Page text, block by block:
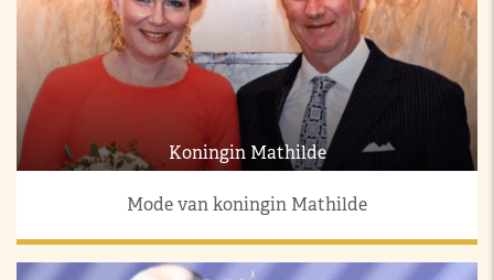
Koningin Mathilde
Mode van koningin Mathilde